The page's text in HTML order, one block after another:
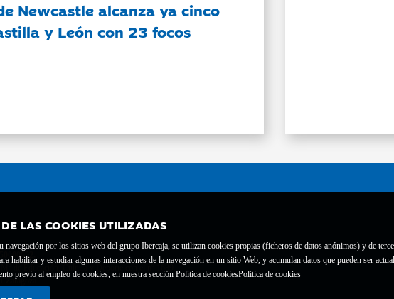
LAS COOKIES UTILIZADAS
navegación por los sitios web del grupo Ibercaja, se utilizan cookies propias (ficheros de datos anónimos) y de
habilitar y estudiar algunas interacciones de la navegación en un sitio Web, y acumulan datos que pueden ser
previo al empleo de cookies, en nuestra sección Política de cookiesPolítica de cookies
Newcastle alcanza ya cinco
y León con 23 focos
de Educación, Cultura y Deporte con el nº 1689.